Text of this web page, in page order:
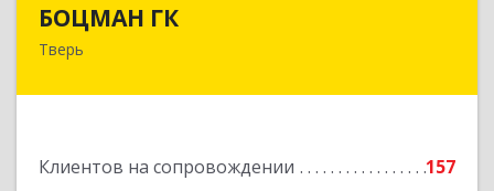
БОЦМАН ГК
Тверь
Клиентов на сопровождении
157